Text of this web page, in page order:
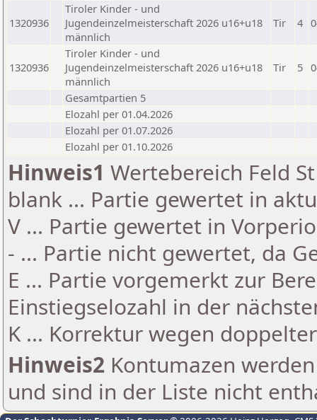
1320936
Tiroler Kinder - und
Jugendeinzelmeisterschaft 2026 u16+u18
männlich
Tir 4
1320936
Tiroler Kinder - und
Jugendeinzelmeisterschaft 2026 u16+u18
männlich
Tir 5
Gesamtpartien 5
Elozahl per 01.04.2026
Elozahl per 01.07.2026
Elozahl per 01.10.2026
Hinweis1 Wertebereich Feld
blank ... Partie gewertet in
V ... Partie gewertet in
- ... Partie nicht gewertet, da
E ... Partie vorgemerkt zur
Einstiegselozahl in der
K ... Korrektur wegen
Hinweis2 Kontumazen
und sind in der Liste nicht